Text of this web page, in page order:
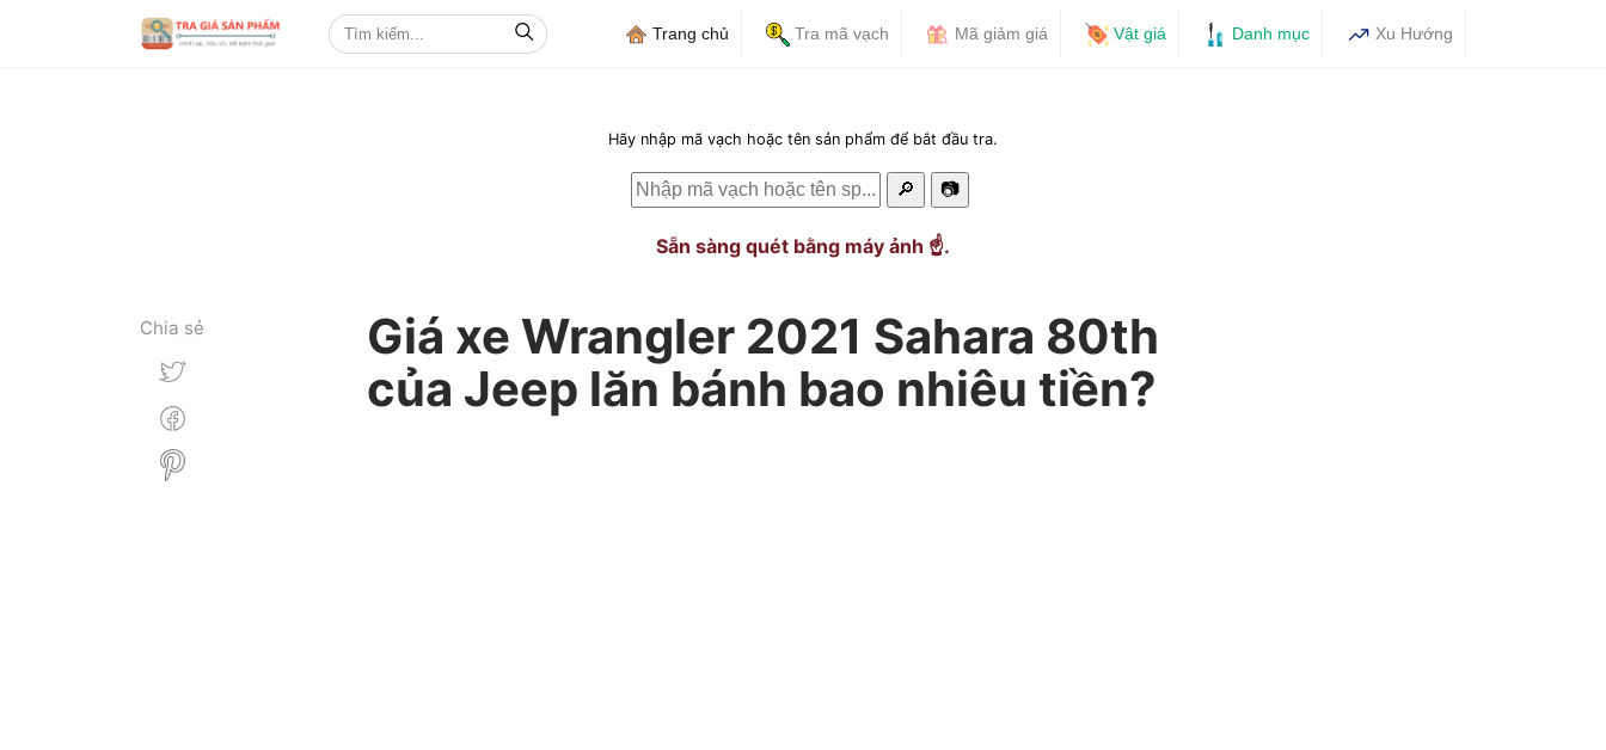
Trang chủ Tra mã vạch Mã giảm giá Vật giá Danh mục Xu Hướng
Hãy nhập mã vạch hoặc tên sản phẩm để bắt đầu tra.
🔎 📷
Sẵn sàng quét bằng máy ảnh ☝️.
Chia sẻ
Giá xe Wrangler 2021 Sahara 80th
của Jeep lăn bánh bao nhiêu tiền?